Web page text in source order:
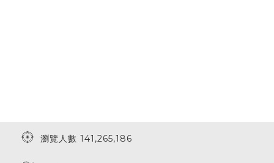
瀏覽人數 141,265,186